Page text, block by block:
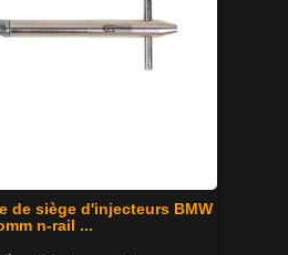
de siège d'injecteurs BMW
n-rail ...